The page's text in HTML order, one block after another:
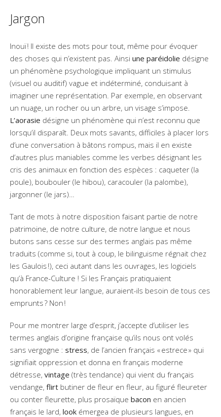
Jargon
Inouï ! Il existe des mots pour tout, même pour évoquer
des choses qui n’existent pas. Ainsi une paréidolie désigne
un phénomène psychologique impliquant un stimulus
(visuel ou auditif) vague et indéterminé, conduisant à
imaginer une représentation. Par exemple, en observant
un nuage, un rocher ou un arbre, un visage s’impose.
L’aorasie désigne un phénomène qui n’est reconnu que
lorsqu’il disparaît. Deux mots savants, difficiles à placer lors
d’une conversation à bâtons rompus, mais il en existe
d’autres plus maniables comme les verbes désignant les
cris des animaux en fonction des espèces : caqueter (la
poule), boubouler (le hibou), caracouler (la palombe),
jargonner (le jars)…
Tant de mots à notre disposition faisant partie de notre
patrimoine, de notre culture, de notre langue et nous
butons sans cesse sur des termes anglais pas même
traduits (comme si, tout à coup, le bilinguisme régnait chez
les Gaulois !), ceci autant dans les ouvrages, les logiciels
qu’à France-Culture ! Si les Français pratiquaient
honorablement leur langue, auraient-ils besoin de tous ces
emprunts ? Non !
Pour me montrer large d’esprit, j’accepte d’utiliser les
termes anglais d’origine française qu’ils nous ont volés
sans vergogne : stress, de l’ancien français « estrece » qui
signifiait oppression et donna en français moderne
détresse, vintage (très tendance) qui vient du français
vendange, flirt butiner de fleur en fleur, au figuré fleureter
ou conter fleurette, plus prosaïque bacon en ancien
français le lard, look émergea de plusieurs langues, en